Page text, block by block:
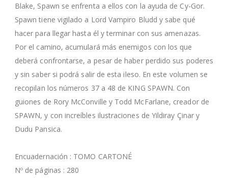
Blake, Spawn se enfrenta a ellos con la ayuda de Cy-Gor.
Spawn tiene vigilado a Lord Vampiro Bludd y sabe qué
hacer para llegar hasta él y terminar con sus amenazas.
Por el camino, acumulará más enemigos con los que
deberá confrontarse, a pesar de haber perdido sus poderes
y sin saber si podrá salir de esta ileso. En este volumen se
recopilan los números 37 a 48 de KING SPAWN. Con
guiones de Rory McConville y Todd McFarlane, creador de
SPAWN, y con increíbles ilustraciones de Yildiray Çinar y
Dudu Pansica.
Encuadernación : TOMO CARTONÉ
Nº de páginas : 280